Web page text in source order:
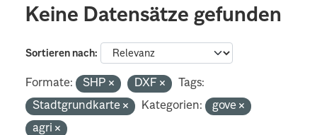
Keine Datensätze gefunden
Sortieren nach
Formate: SHP DXF
Tags:
Stadtgrundkarte
Kategorien:
gove
agri